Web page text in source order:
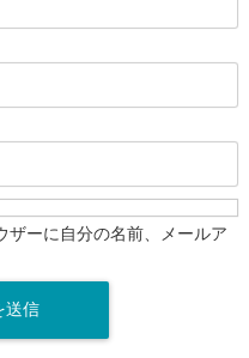
ザーに自分の名前、メールア